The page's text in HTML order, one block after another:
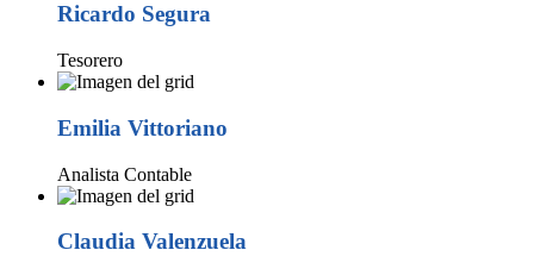
Ricardo Segura
Tesorero
Emilia Vittoriano
Analista Contable
Claudia Valenzuela